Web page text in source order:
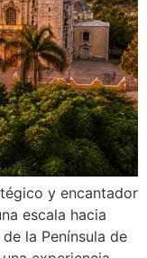
y encantador
escala hacia
la Península de